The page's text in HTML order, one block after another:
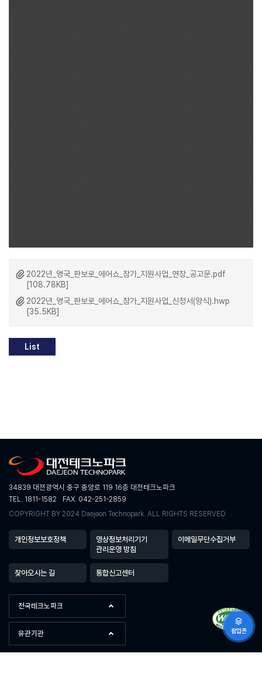
2022년_영국_판보로_에어쇼_참가_지원사업_연장_공고문.pdf
[108.78KB]
2022년_영국_판보로_에어쇼_참가_지원사업_신청서(양식).hwp
[35.5KB]
List
34839 대전광역시 중구 중앙로 119 16층 대전테크노파크
TEL. 1811-1582
FAX. 042-251-2859
COPYRIGHT BY 2024 Daejeon Technopark. ALL RIGHTS RESERVED
전국테크노파크
유관기관
개인정보보호정책
영상정보처리기기
관리운영 방침
이메일무단수집거부
찾아오시는 길 통합신고센터
팝업존